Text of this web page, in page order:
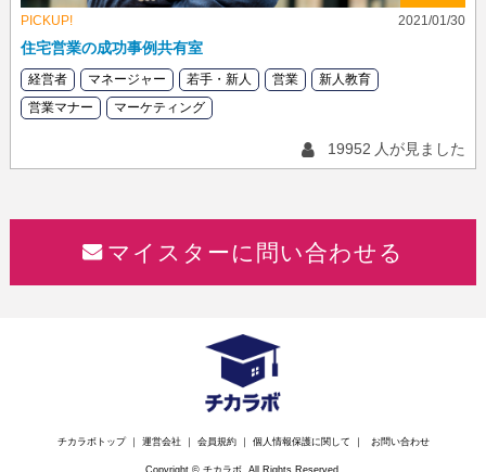
PICKUP! 2021/01/30
住宅営業の成功事例共有室
経営者 マネージャー 若手・新人 営業
新人教育
営業マナー
マーケティング
19952 人が見ました
マイスターに問い合わせる
チカラボトップ ｜ 運営会社 ｜ 会員規約 ｜ 個人情報保護に関して ｜ お問い合わせ